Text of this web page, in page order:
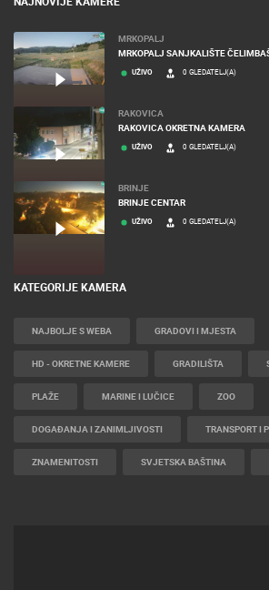
MRKOPALJ
MRKOPALJ SANJKALIŠTE
UŽIVO 0 GLEDATELJ(A)
RAKOVICA
RAKOVICA OKRETNA KAMERA
UŽIVO 0 GLEDATELJ(A)
BRINJE
BRINJE CENTAR
UŽIVO 0 GLEDATELJ(A)
KATEGORIJE KAMERA
NAJBOLJE S WEBA GRADOVI I MJESTA
HD - OKRETNE KAMERE GRADILIŠTA
PLAŽE MARINE I LUČICE ZOO
DOGAĐANJA I ZANIMLJIVOSTI TRANSPORT I
ZNAMENITOSTI SVJETSKA BAŠTINA